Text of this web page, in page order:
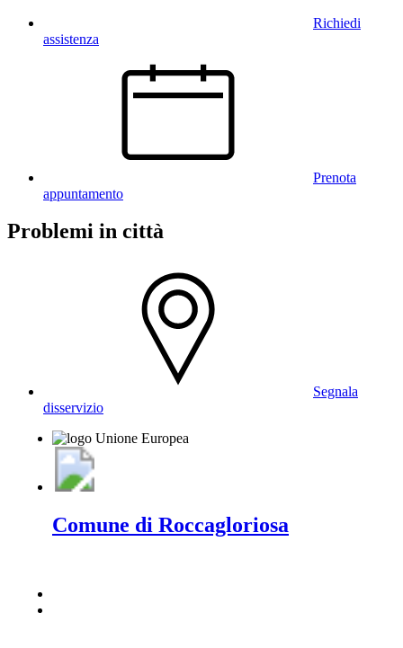
Richiedi
assistenza
Prenota
appuntamento
Problemi in città
Segnala
disservizio
Comune di Roccagloriosa